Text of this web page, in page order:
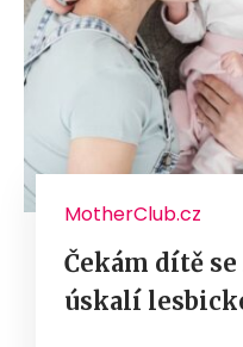
MotherClub.cz
Čekám dítě
úskalí